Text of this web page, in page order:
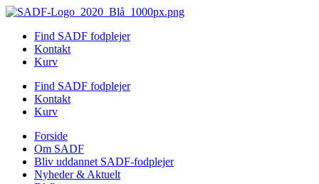
Videre
indholdFind SADF fodplejer
Kontakt
Kurv
Find SADF fodplejer
Kontakt
Kurv
Forside
Om SADF
Bliv uddannet SADF-fodplejer
Nyheder & Aktuelt